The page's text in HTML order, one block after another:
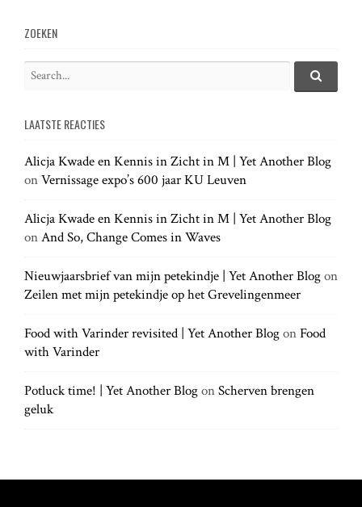
ZOEKEN
r
h
f
r
:
h
LAATSTE REACTIES
Alicja Kwade en Kennis in Zicht in M | Yet Another Blog
onVernissage expo’s 600 jaar KU Leuven
Alicja Kwade en Kennis in Zicht in M | Yet Another Blog
onAnd So, Change Comes in Waves
Nieuwjaarsbrief van mijn petekindje | Yet Another Blogon
Zeilen met mijn petekindje op het Grevelingenmeer
Food with Varinder revisited | Yet Another BlogonFood
with Varinder
Potluck time! | Yet Another BlogonScherven brengen
geluk